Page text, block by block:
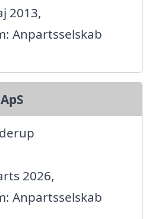
2013,
Anpartsselskab
2026,
Anpartsselskab